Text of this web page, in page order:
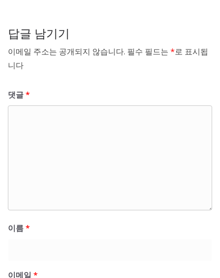
답글 남기기
이메일 주소는 공개되지 않습니다. 필수 필드는 *로 표시됩
니다
댓글*
이름*
이메일 *